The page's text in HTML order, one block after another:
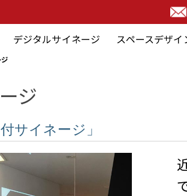
デジタルサイネージ スペースデザイ
ジ
サイネージ」